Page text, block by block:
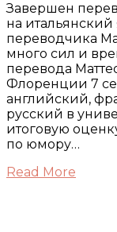
Завершен
на
переводчика
много сил и
перевода
Флоренции 7
английский,
русский в
итоговую
по юмору…
Read More